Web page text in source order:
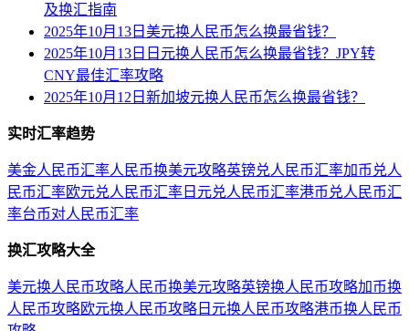
及换汇指南
2025年10月13日美元换人民币怎么换最省钱？
2025年10月13日日元换人民币怎么换最省钱？JPY转
CNY最佳汇率攻略
2025年10月12日新加坡元换人民币怎么换最省钱？
实时汇率趋势
美金人民币汇率人民币换美元攻略英镑兑人民币汇率加币兑人
民币汇率欧元兑人民币汇率 日元兑人民币汇率港币兑人民币汇
率台币对人民币汇率
换汇攻略大全
美元换人民币攻略人民币换美元攻略英镑换人民币攻略加币换
人民币攻略欧元换人民币攻略 日元换人民币攻略港币换人民币